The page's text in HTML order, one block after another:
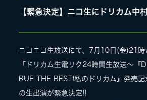
BIOGRAPHY
DISCOGRAPHY
MEDIA
【緊急決定】ニコ生にドリカム中
ニコニコ生放送にて、7月10日(金)21時
『ドリカム生電リク24時間生放送〜『
RUE THE BEST!私のドリカム』発売記
の生出演が緊急決定!!